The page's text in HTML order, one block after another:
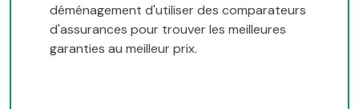
déménagement d'utiliser des comparateurs
d'assurances pour trouver les meilleures
garanties au meilleur prix.